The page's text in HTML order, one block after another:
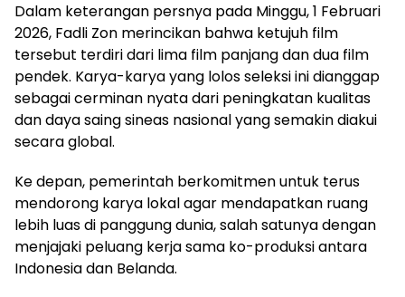
​Dalam keterangan persnya pada Minggu, 1 Februari
2026, Fadli Zon merincikan bahwa ketujuh film
tersebut terdiri dari lima film panjang dan dua film
pendek. Karya-karya yang lolos seleksi ini dianggap
sebagai cerminan nyata dari peningkatan kualitas
dan daya saing sineas nasional yang semakin diakui
secara global.
Ke depan, pemerintah berkomitmen untuk terus
mendorong karya lokal agar mendapatkan ruang
lebih luas di panggung dunia, salah satunya dengan
menjajaki peluang kerja sama ko-produksi antara
Indonesia dan Belanda.